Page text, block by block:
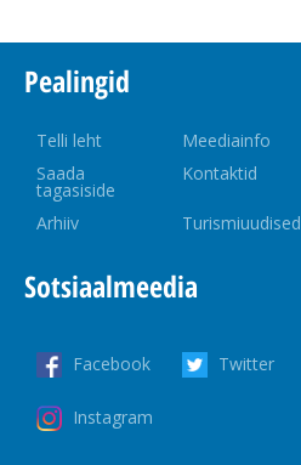
Pealingid
Telli leht
Meediainfo
Saada
tagasiside
Kontaktid
Arhiiv Turismiuudised
Sotsiaalmeedia
Facebook Twitter
Instagram